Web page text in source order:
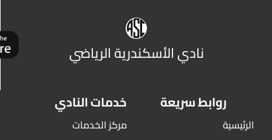
نادي الأسكندرية الرياضي
روابط سريعة
الرئيسية
خدمات النادي
مركز الخدمات